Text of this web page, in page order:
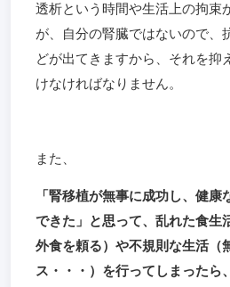
透析という時間や生活上の拘束
が、自分の腎臓ではないので、
どが出てきますから、それを抑
けなければなりません。
また、
「腎移植が無事に成功し、健
できた」と思って、乱れた食生
外食を頼る）や不規則な生活（
ス・・・）を行ってしまったら